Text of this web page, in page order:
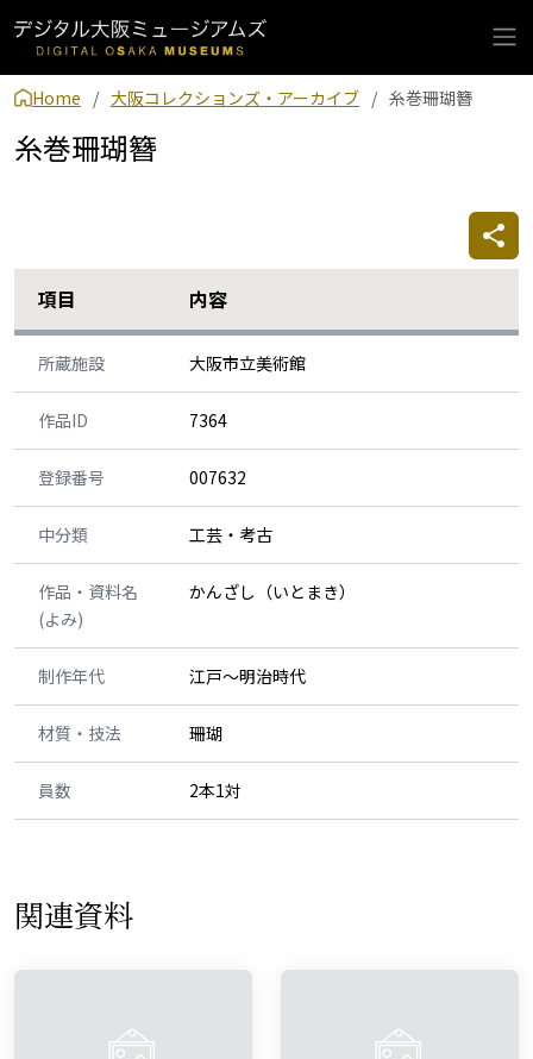
Home 大阪コレクションズ・アーカイブ 糸巻珊瑚簪
糸巻珊瑚簪
項目 内容
所蔵施設 大阪市立美術館
作品ID 7364
登録番号 007632
中分類 工芸・考古
作品・資料名
(よみ)
かんざし（いとまき）
制作年代 江戸～明治時代
材質・技法 珊瑚
員数 2本1対
関連資料